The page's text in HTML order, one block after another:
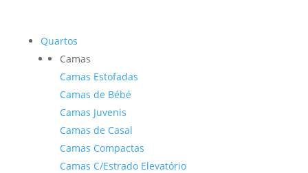
Quartos
Camas
Camas Estofadas
Camas de Bébé
Camas Juvenis
Camas de Casal
Camas Compactas
Camas C/Estrado Elevatório